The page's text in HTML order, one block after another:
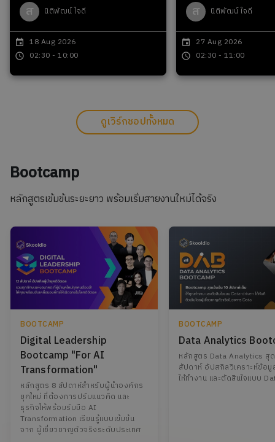
ส นิติพัฒน์ ใจดี
18 Aug 2026
02:30 - 10:00
ส นิติพัฒน์ ใจดี
27 Aug 2026
02:30 - 11:00
ดูเวิร์กชอปทั้งหมด
Bootcamp
หลักสูตรเข้มข้นระยะยาว พร้อมเริ่มสายงานใหม่ได้จริง
BOOTCAMP
Digital Leadership
Bootcamp "For AI
Transformation"
หลักสูตร 8 สัปดาห์สำหรับผู้นำองค์กร
ยุคใหม่ ที่ต้องการปรับแนวคิด และ
ธุรกิจให้พร้อมรับมือ AI
Transformation เรียนรู้แบบเข้มข้น
จาก ผู้เชี่ยวชาญตัวจริงระดับประเทศ
BOOTCAMP
Data Analytics
หลักสูตร Data Analytics สุ
สัปดาห์ อัปสกิลวิเคราะห์ข้อ
ให้ทำงาน และตัดสินใจแบบ